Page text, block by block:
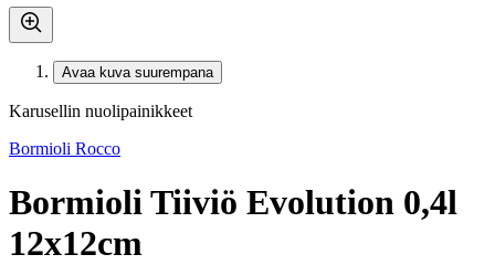
Avaa kuva suurempana
Karusellin nuolipainikkeet
Bormioli Rocco
Bormioli Tiiviö Evolution 0,4l
12x12cm